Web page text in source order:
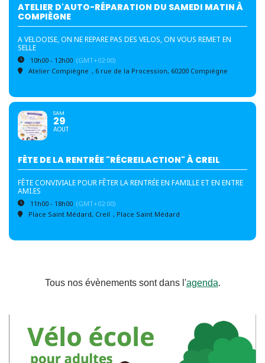
ATELIER D'AUTO-RÉPARATION DU SAMEDI MATIN À
COMPIÈGNE
A VELOOISE, ON NE REPARE PAS DES VELOS, ON VOUS REMET EN
SELLE
10h00 - 12h00 (GMT+02:00)
Atelier Compiègne , 6 rue de la Procession, 60200 Compiègne
SAM
29
AOUT
FÊTE DE LA RENTRÉE "RÉCREILACTION" À CREIL
FÊTE CONVIVIALE POUR FÊTER LA RENTRÉE EN FAMILLE ET EN ENTRE
AMI.ES
11h00 - 18h00 (GMT+02:00)
Place Saint Médard, Creil , Place Saint Médard
Tous nos évènements sont dans l'agenda.